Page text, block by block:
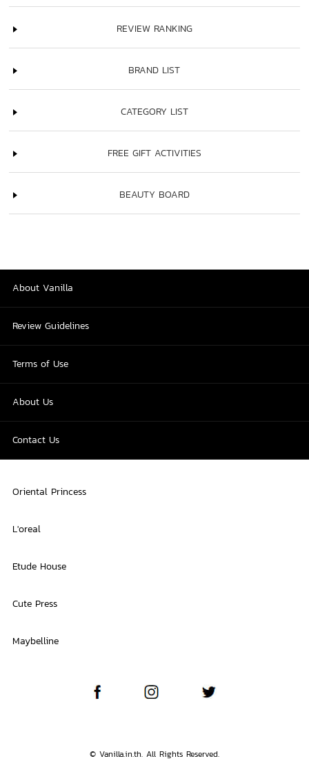
REVIEW RANKING
BRAND LIST
CATEGORY LIST
FREE GIFT ACTIVITIES
BEAUTY BOARD
About Vanilla
Review Guidelines
Terms of Use
About Us
Contact Us
Oriental Princess
L'oreal
Etude House
Cute Press
Maybelline
© Vanilla.in.th. All Rights Reserved.